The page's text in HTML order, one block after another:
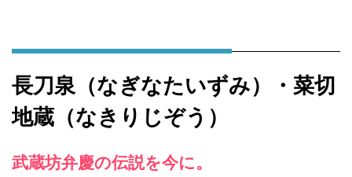
長刀泉（なぎなたいずみ）・菜切
地蔵（なきりじぞう）
武蔵坊弁慶の伝説を今に。